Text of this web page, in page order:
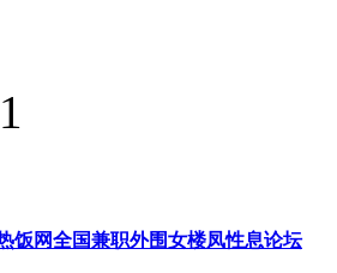
饭网全国兼职外围女楼凤性息论坛